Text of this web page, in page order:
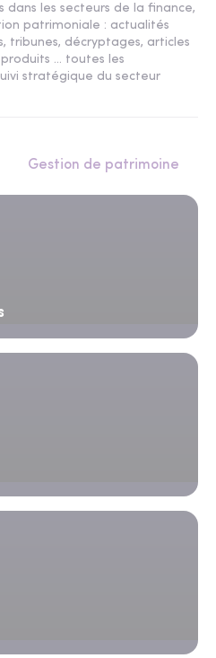
dans les secteurs de la finance,
patrimoniale : actualités
tribunes, décryptages, articles
... toutes les
stratégique du secteur
Gestion de patrimoine